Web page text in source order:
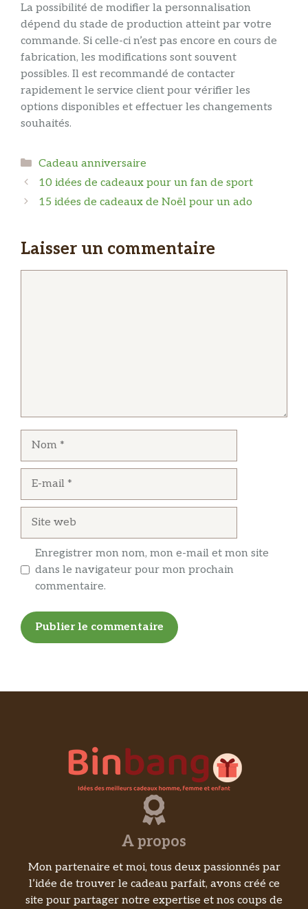
La possibilité de modifier la personnalisation
dépend du stade de production atteint par votre
commande. Si celle-ci n’est pas encore en cours de
fabrication, les modifications sont souvent
possibles. Il est recommandé de contacter
rapidement le service client pour vérifier les
options disponibles et effectuer les changements
souhaités.
Catégories
Cadeau anniversaire
10 idées de cadeaux pour un fan de sport
15 idées de cadeaux de Noël pour un ado
Laisser un commentaire
Enregistrer mon nom, mon e-mail et mon site
dans le navigateur pour mon prochain
commentaire.
A propos
Mon partenaire et moi, tous deux passionnés par
l’idée de trouver le cadeau parfait, avons créé ce
site pour partager notre expertise et nos coups de